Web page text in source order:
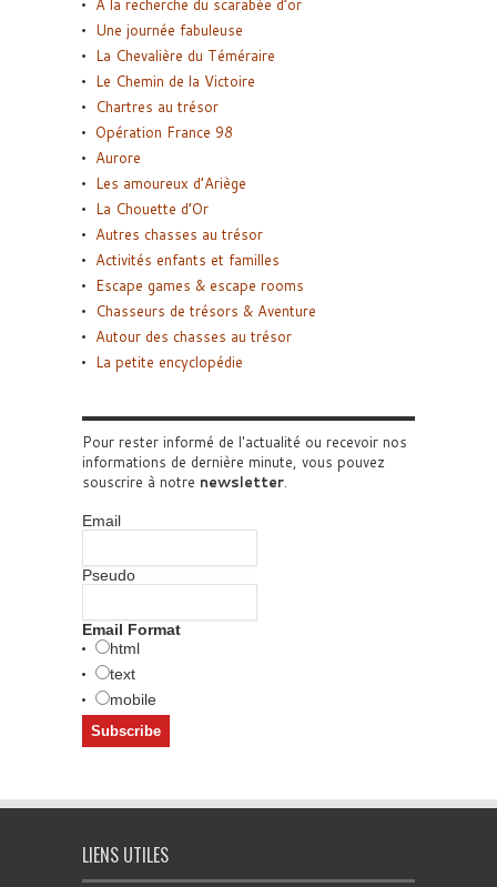
A la recherche du scarabée d’or
Une journée fabuleuse
La Chevalière du Téméraire
Le Chemin de la Victoire
Chartres au trésor
Opération France 98
Aurore
Les amoureux d’Ariège
La Chouette d’Or
Autres chasses au trésor
Activités enfants et familles
Escape games & escape rooms
Chasseurs de trésors & Aventure
Autour des chasses au trésor
La petite encyclopédie
Pour rester informé de l'actualité ou recevoir nos
informations de dernière minute, vous pouvez
souscrire à notre newsletter.
Email
Pseudo
Email Format
html
text
mobile
LIENS UTILES